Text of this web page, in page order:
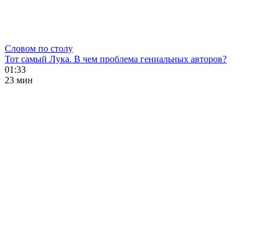
Словом по столу
Тот самый Лука. В чем проблема гениальных авторов?
01:33
23 мин